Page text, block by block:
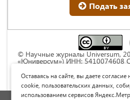
Подать
© Научные журналы Universum,
«Юниверсум») ИНН: 5410074608
Commons « Attribution»
Непортированная
Оставаясь на сайте, вы даете
cookie, пользовательских данных,
использованием сервисов